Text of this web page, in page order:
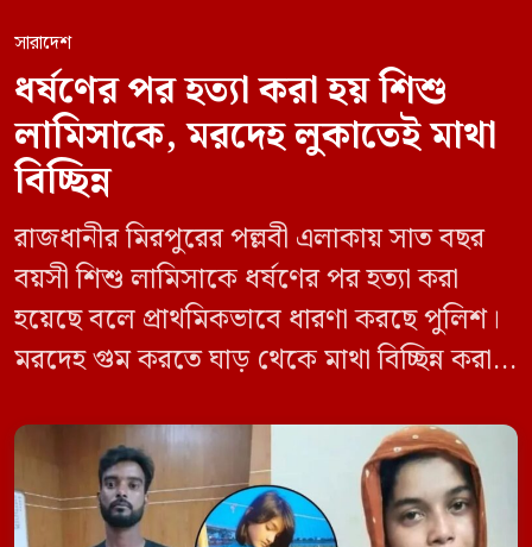
সারাদেশ
ধর্ষণের পর হত্যা করা হয় শিশু
লামিসাকে, মরদেহ লুকাতেই মাথা
বিচ্ছিন্ন
রাজধানীর মিরপুরের পল্লবী এলাকায় সাত বছর
বয়সী শিশু লামিসাকে ধর্ষণের পর হত্যা করা
হয়েছে বলে প্রাথমিকভাবে ধারণা করছে পুলিশ।
মরদেহ গুম করতে ঘাড় থেকে মাথা বিচ্ছিন্ন করা
চালানো হয় এই নৃশংস হত্যাকাণ্ডে পাশের ফ্ল্যাটের
ভাড়াটিয়া সোহেল রানা (৩০) ও তার স্ত্রী স্বপ্না
আক্তারকে (২৬) মাত্র ৭ ঘণ্টার […]